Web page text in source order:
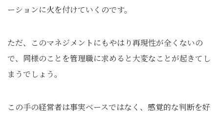
ーションに火を付けていくのです。
ただ、このマネジメントにもやはり再現性が全くないの
で、同様のことを管理職に求めると大変なことが起きてし
まうでしょう。
この手の経営者は事実ベースではなく、感覚的な判断を好